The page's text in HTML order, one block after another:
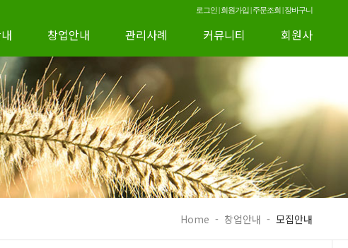
로그인|회원가입|주문조회|장바구니
창업안내 관리사례 커뮤니티 회원사
Home - 창업안내 - 모집안내